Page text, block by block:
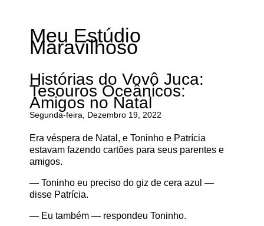
Meu Estúdio
Maravilhoso
Histórias do Vovô Juca:
Tesouros Oceânicos:
Amigos no Natal
Segunda-feira, Dezembro 19, 2022
Era véspera de Natal, e Toninho e Patrícia
estavam fazendo cartões para seus parentes e
amigos.
— Toninho eu preciso do giz de cera azul —
disse Patrícia.
— Eu também — respondeu Toninho.